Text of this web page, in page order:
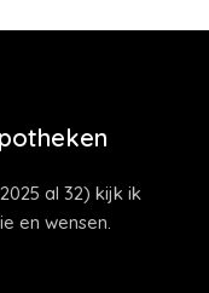
al 32) kijk ik
en wensen.